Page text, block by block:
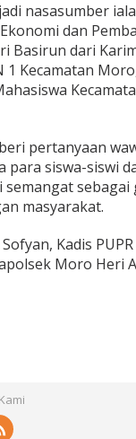
nasasumber
dan
Basirun dari
Kecamatan
pertanyaan
siswa-siswi
sebagai
masyarakat.
Kadis
Moro Heri